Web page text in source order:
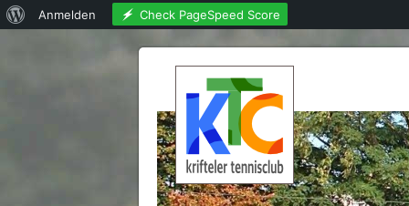
Über
Anmelden Check PageSpeed Score